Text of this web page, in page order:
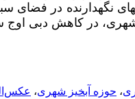
نگهدارنده در فضای
در کاهش دبی اوج
، حوزه آبخیز شهری،